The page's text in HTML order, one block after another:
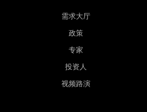
需求大厅
政策
专家
投资人
视频路演